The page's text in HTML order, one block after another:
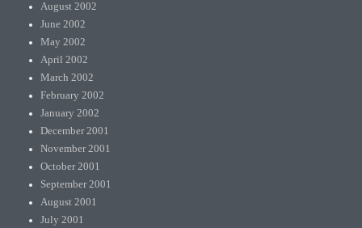
August 2002
June 2002
May 2002
April 2002
March 2002
February 2002
January 2002
December 2001
November 2001
October 2001
September 2001
August 2001
July 2001